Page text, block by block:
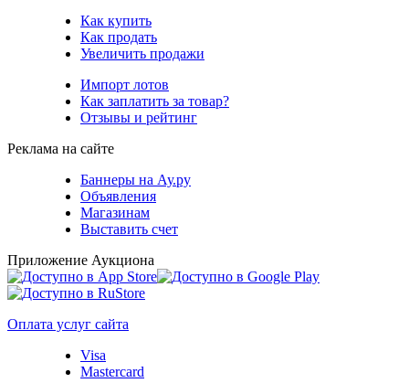
Как купить
Как продать
Увеличить продажи
Импорт лотов
Как заплатить за товар?
Отзывы и рейтинг
Реклама на сайте
Баннеры на Ау.ру
Объявления
Магазинам
Выставить счет
Приложение Аукциона
Оплата услуг сайта
Visa
Mastercard